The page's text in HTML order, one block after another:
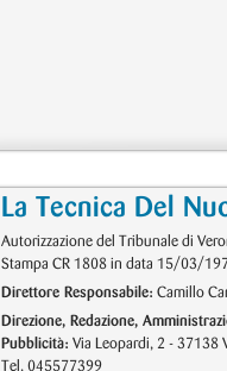
La Tecnica Del
Autorizzazione del Tribunale di
Stampa CR 1808 in data 15/03/
Direttore Responsabile: Camillo
Direzione, Redazione,
Pubblicità: Via Leopardi, 2 - 37138
Tel. 045577399